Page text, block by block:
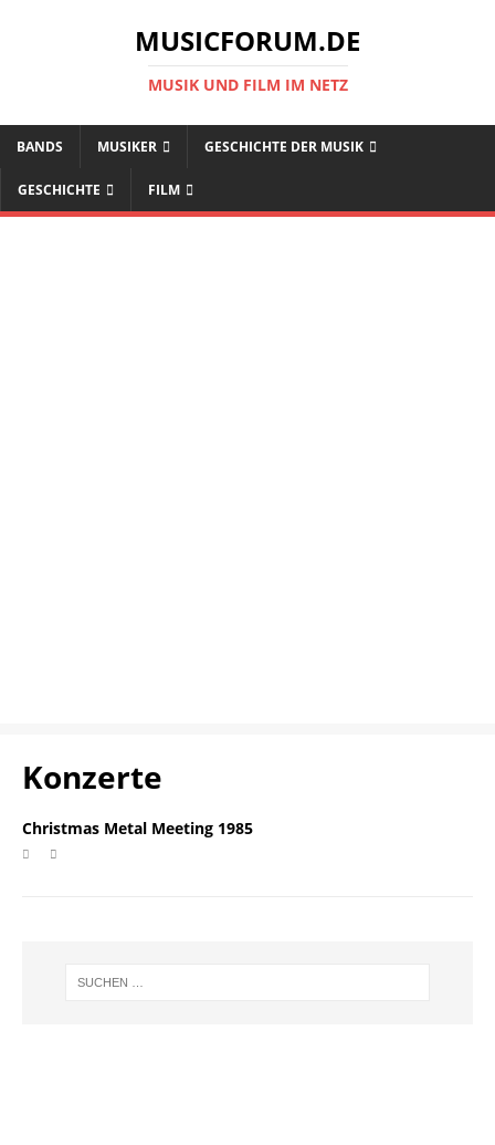
MUSICFORUM.DE
MUSIK UND FILM IM NETZ
BANDS MUSIKER GESCHICHTE DER MUSIK
GESCHICHTE FILM
Konzerte
Christmas Metal Meeting 1985